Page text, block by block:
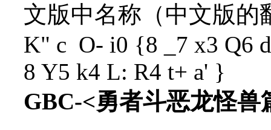
文版中名称（中文版
K" c O- i0 {8 _7 x3 Q6 d
8 Y5 k4 L: R4 t+ a' }
GBC-<勇者斗恶龙怪